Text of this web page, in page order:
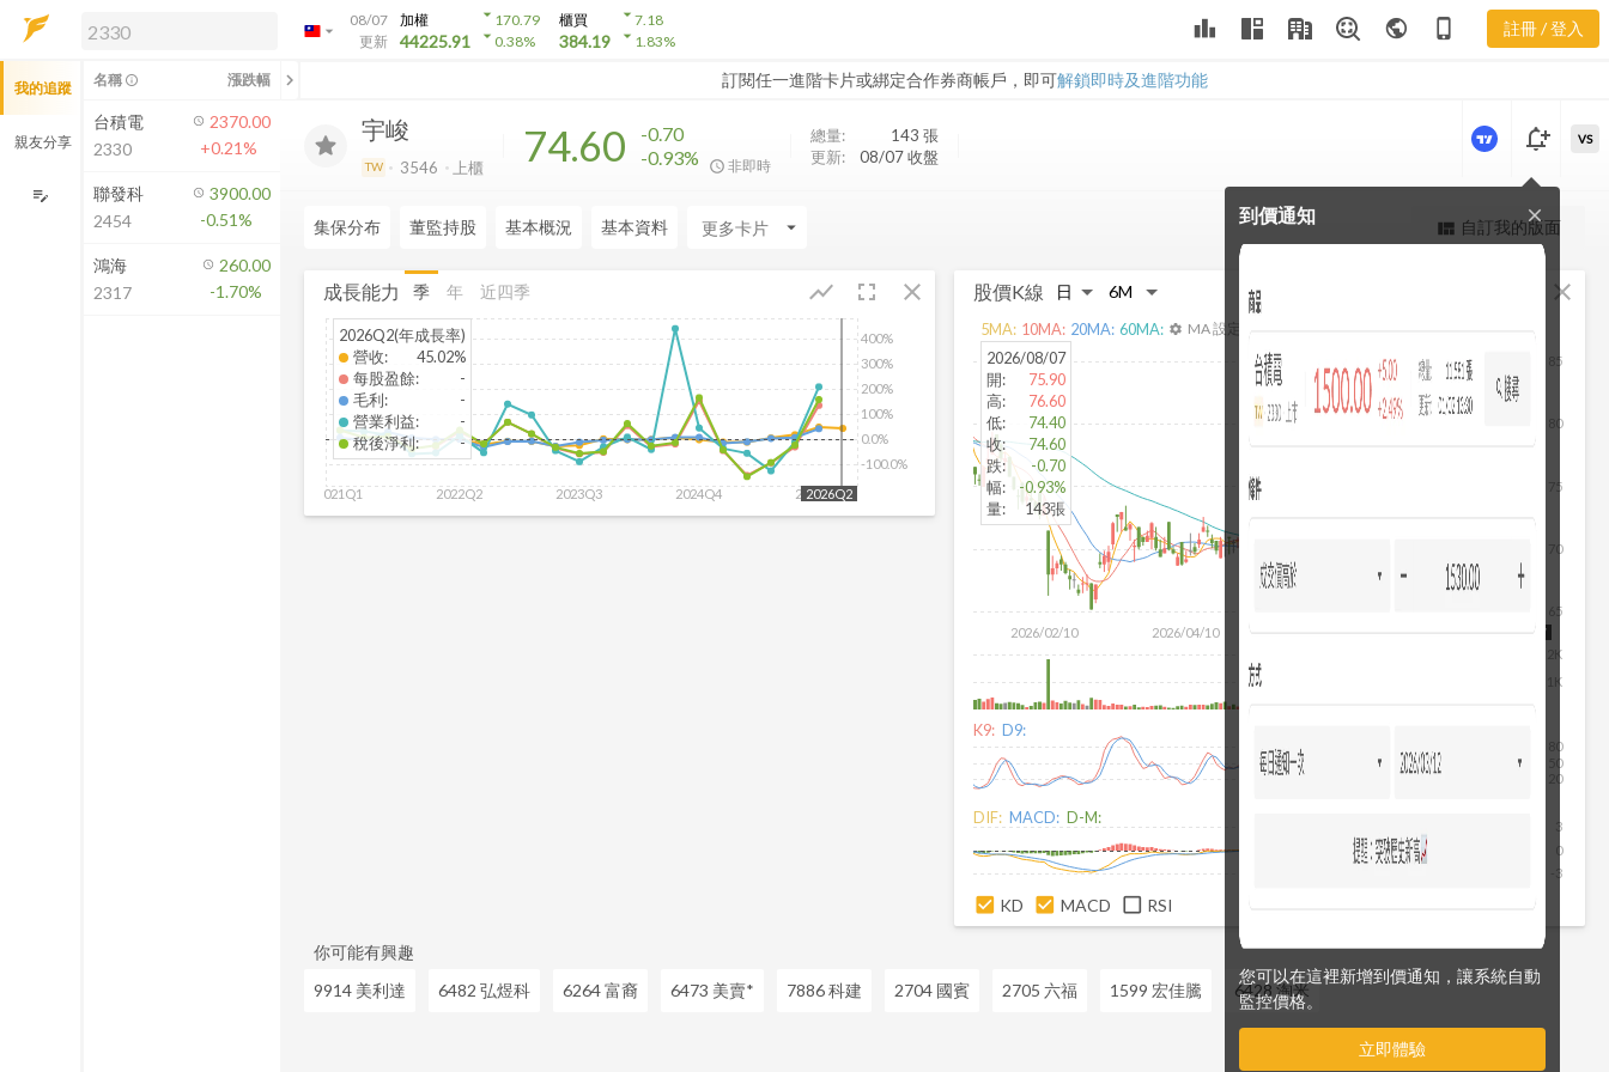
arrow_drop_down
08/07
更新
加權
44225.91
arrow_drop_down170.79
arrow_drop_down0.38%
櫃買
384.19
arrow_drop_down7.18
arrow_drop_down1.83% leaderboard public phone_iphone 註冊 / 登入
訂閱任一進階卡片或綁定合作券商帳戶，即可解鎖即時及進階功能
解鎖即時行情及進階功能
方案」，即可解鎖以下功能：
即時行情
即時市況與排行
成交金額熱力圖
前往方案訂閱
如何綁定合作券商
力
宇峻
TW 3546 上櫃 74.60
-0.70
-0.93%
非即時
總量: 143 張
更新:
08/07 收盤
更強大的進階價量圖表
notification_add
到價通知
您可以在這裡新增到價通知，讓系統自動
監控價格。
立即體驗
close
VS
集保分布 董監持股 基本概況 基本資料 arrow_drop_down view_quilt 自訂我的版面
成長能力 fullscreen close
show_chart
季 年 近四季
2021Q1 2022Q2 2023Q3 2024Q4 2026Q1
-100.0%
0.0%
100%
200%
300%
400%
2026Q2
2026Q2(年成長率)
營收:
45.02%
每股盈餘:
-
毛利:
-
營業利益:
-
稅後淨利: -
股價K線 close
2026/02/10 2026/04/10
65
70
75
80
85
2026/08/07
1K
2K
2026/08/07
開:
75.90
高:
76.60
低:
74.40
收:
74.60
跌:
-0.70
幅:
-0.93%
量: 143張
5MA: 10MA: 20MA: 60MA: settings MA 設定
K9: D9:
20
50
80
DIF: MACD: D-M:
-3
0
3
KD MACD RSI
你可能有興趣
9914 美利達
6482 弘煜科 6264 富裔 6473 美賣* 7886 科建 2704 國賓 2705 六福 1599 宏佳騰 6428 淘米
我的追蹤
親友分享
edit_note
名稱 info_outline 漲跌幅 chevron_left
台積電
2330
2370.00
+0.21%
聯發科
2454
3900.00
-0.51%
鴻海
2317
260.00
-1.70%